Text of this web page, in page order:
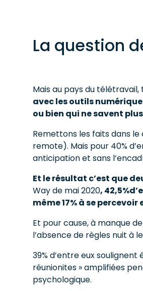
La question
Mais au pays du télétravail,
avec les outils
ou bien qui ne savent
Remettons les faits dans le
remote). Mais pour 40%
anticipation et sans
Et le résultat c’est que
Way de mai 2020,
même 17% à se
Et pour cause, à manque
l’absence de règles nuit à
39% d’entre eux
réunionites » amplifiées
psychologique.